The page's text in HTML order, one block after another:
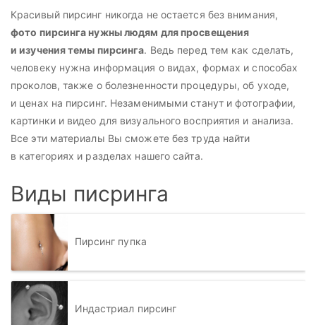
Красивый пирсинг никогда не остается без внимания,
фото пирсинга нужны людям для просвещения
и изучения темы пирсинга. Ведь перед тем как сделать,
человеку нужна информация о видах, формах и способах
проколов, также о болезненности процедуры, об уходе,
и ценах на пирсинг. Незаменимыми станут и фотографии,
картинки и видео для визуального восприятия и анализа.
Все эти материалы Вы сможете без труда найти
в категориях и разделах нашего сайта.
Виды писринга
Пирсинг пупка
Индастриал пирсинг